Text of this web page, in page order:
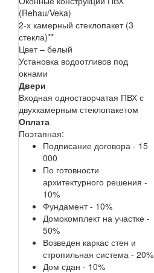
(Rehau/Veka)
2-х камерный стеклопакет (3
стекла)**
Цвет – белый
Установка водоотливов под
окнами
Двери
Входная одностворчатая ПВХ с
двухкамерным стеклопакетом
Оплата
Поэтапная:
Подписание договора - 15
000
По готовности
архитектурного решения -
10%
Фундамент - 10%
Домокомплект на участке -
50%
Возведен каркас стен и
стропильная система - 20%
Дом сдан - 10%